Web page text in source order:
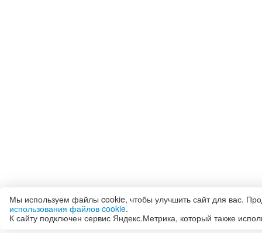
Мы используем файлы cookie, чтобы улучшить сайт для вас.
использования файлов cookie.
К сайту подключен сервис Яндекс.Метрика, который также